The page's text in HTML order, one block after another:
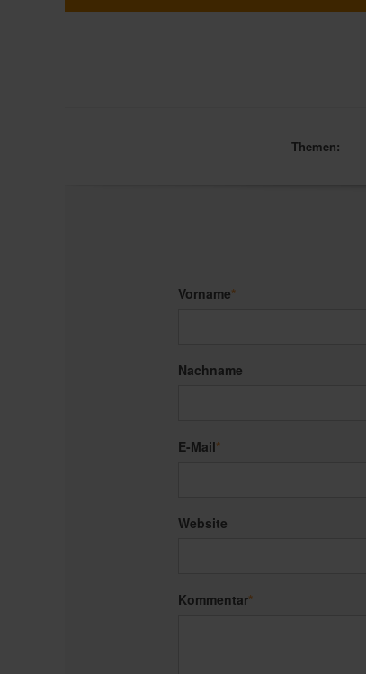
Themen:
Vorname*
Nachname
E-Mail*
Website
Kommentar*